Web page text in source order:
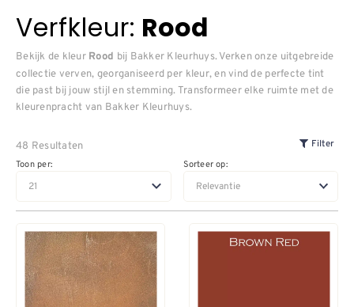
Verfkleur: Rood
Bekijk de kleur Rood bij Bakker Kleurhuys. Verken onze uitgebreide
collectie verven, georganiseerd per kleur, en vind de perfecte tint
die past bij jouw stijl en stemming. Transformeer elke ruimte met de
kleurenpracht van Bakker Kleurhuys.
48 Resultaten Filter
Toon per: Sorteer op: